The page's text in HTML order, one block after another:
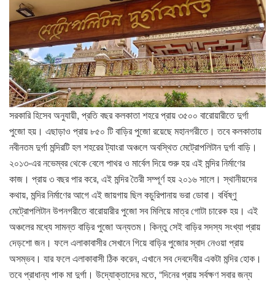
সরকারি হিসেব অনুযায়ী, প্রতি বছর কলকাতা শহরে প্রায় ৩৫০০ বারোয়ারীতে দুর্গা
পুজো হয়। এছাড়াও প্রায় ৮৫০ টি বাড়ির পুজো রয়েছে মহানগরীতে। তবে কলকাতায়
নবীনতম দুর্গা মন্দিরটি হল শহরের ট্যাংরা অঞ্চলে অবস্থিত মেট্রোপলিটান দুর্গা বাড়ি।
২০১৩-এর নভেম্বর থেকে বেলে পাথর ও মার্বেল দিয়ে শুরু হয় এই মন্দির নির্মাণের
কাজ। প্রায় ৩ বছর পার করে, এই মন্দির তৈরী সম্পূর্ণ হয় ২০১৬ সালে। স্থানীয়দের
কথায়, মন্দির নির্মাণের আগে এই জায়গায় ছিল কচুরিপানায় ভরা ডোবা। বর্ধিষ্ণু
মেট্রোপলিটান উপনগরীতে বারোয়ারীর পুজো সব মিলিয়ে মাত্র গোটা চারেক হয়। এই
অঞ্চলের মধ্যে সামন্ত বাড়ির পুজো অন্যতম। কিন্তু সেই বাড়ির সদস্য সংখ্যা প্রায়
দেড়শো জন। ফলে এলাকাবাসীর সেখানে গিয়ে বাড়ির পুজোর স্বাদ নেওয়া প্রায়
অসম্ভব। যার ফলে এলাকাবাসী ঠিক করেন, এখানে সব দেবদেবীর একটা মন্দির হোক।
তবে প্রাধান্য পাক মা দুর্গা। উদ্যোক্তাদের মতে, “দিনের প্রায় সর্বক্ষণ সবার জন্য